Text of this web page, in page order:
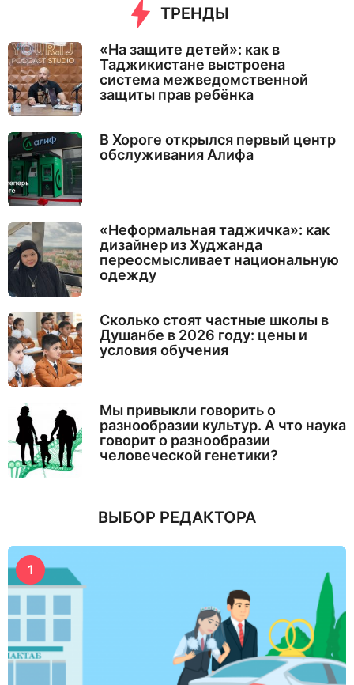
ТРЕНДЫ
«На защите детей»: как в
Таджикистане выстроена
система межведомственной
защиты прав ребёнка
В Хороге открылся первый центр
обслуживания Алифа
«Неформальная таджичка»: как
дизайнер из Худжанда
переосмысливает национальную
одежду
Сколько стоят частные школы в
Душанбе в 2026 году: цены и
условия обучения
Мы привыкли говорить о
разнообразии культур. А что наука
говорит о разнообразии
человеческой генетики?
ВЫБОР РЕДАКТОРА
1